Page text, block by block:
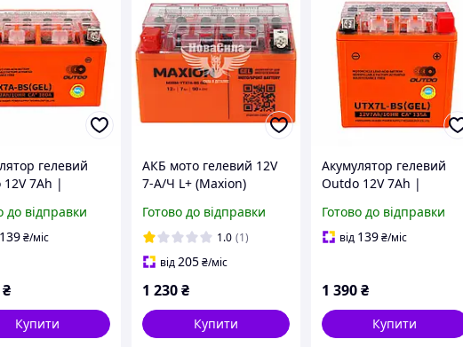
гелевий
7Ah |
мм
до відправки
139₴/міс
₴
Купити
АКБ мото гелевий 12V
7-А/Ч L+ (Maxion)
GEL) ,YTX7A-BS GEL,
Готово до відправки
1.0 (1)
від205₴/міс
1 230₴
Купити
Акумулятор гелевий
Outdo 12V 7Ah |
А·год 111×64×130 мм
Готово до відправки
від 139 ₴/міс
1 390 ₴
Купити